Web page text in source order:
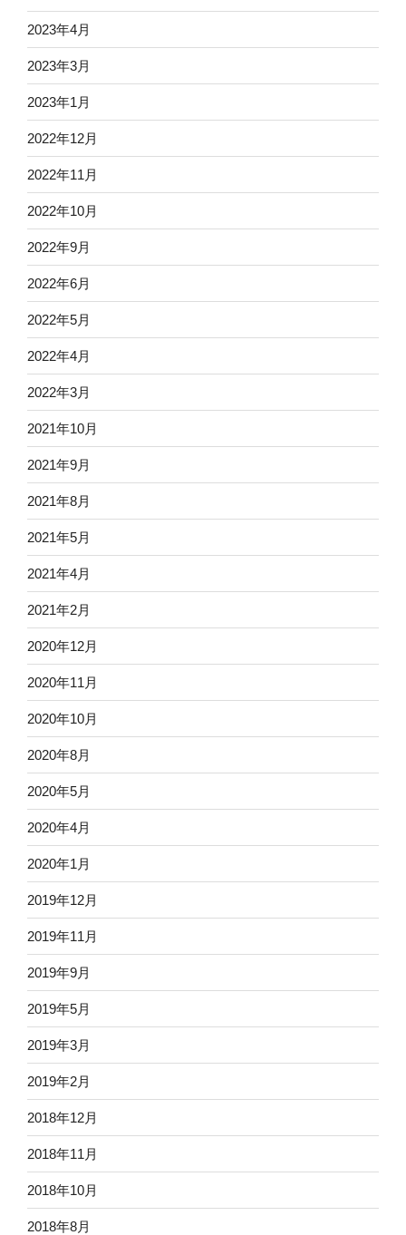
2023年4月
2023年3月
2023年1月
2022年12月
2022年11月
2022年10月
2022年9月
2022年6月
2022年5月
2022年4月
2022年3月
2021年10月
2021年9月
2021年8月
2021年5月
2021年4月
2021年2月
2020年12月
2020年11月
2020年10月
2020年8月
2020年5月
2020年4月
2020年1月
2019年12月
2019年11月
2019年9月
2019年5月
2019年3月
2019年2月
2018年12月
2018年11月
2018年10月
2018年8月